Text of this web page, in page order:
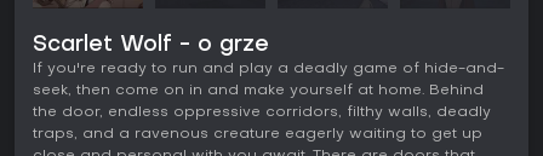
Scarlet Wolf - o grze
If you're ready to run and play a deadly game of hide-and-
seek, then come on in and make yourself at home. Behind
the door, endless oppressive corridors, filthy walls, deadly
traps, and a ravenous creature eagerly waiting to get up